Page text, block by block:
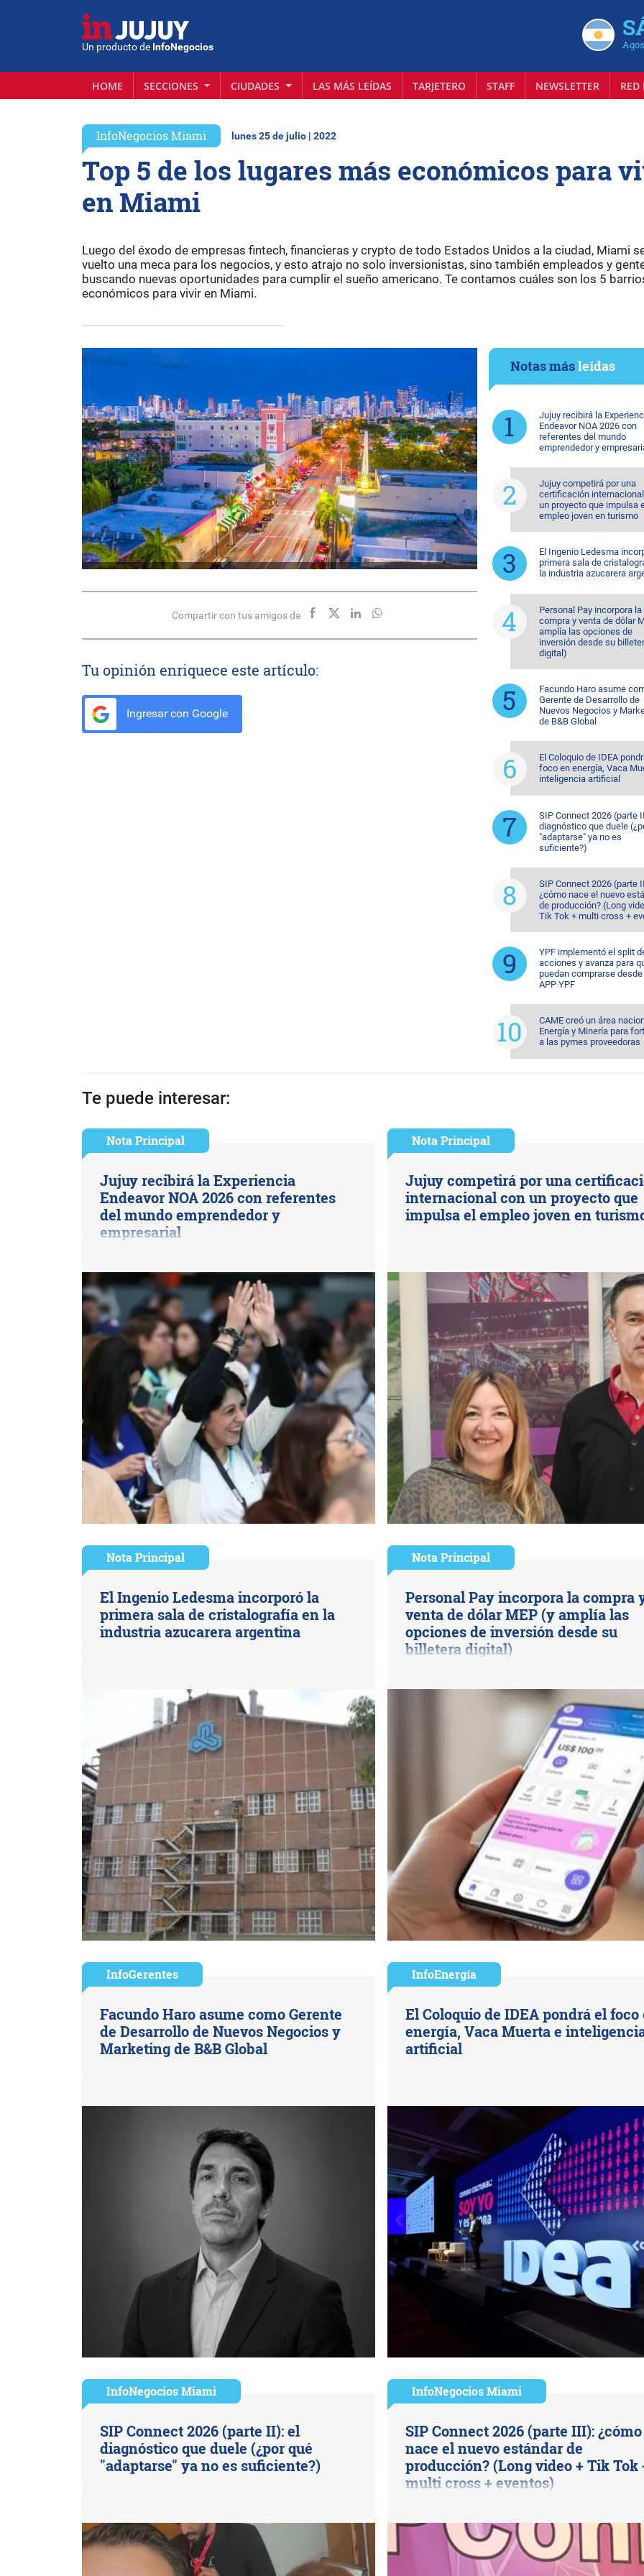
Un producto de InfoNegocios
HOME SECCIONES CIUDADES LAS MÁS LEÍDAS TARJETERO STAFF NEWSLETTER
InfoNegocios Miami lunes 25 de julio | 2022
Top 5 de los lugares más económicos para
en Miami
Luego del éxodo de empresas fintech, financieras y crypto de todo Estados Unidos a la ciudad, Miami
vuelto una meca para los negocios, y esto atrajo no solo inversionistas, sino también empleados y
buscando nuevas oportunidades para cumplir el sueño americano. Te contamos cuáles son los 5
económicos para vivir en Miami.
Compartir con tus amigos de
Tu opinión enriquece este artículo:
Ingresar con Google
Notas másleídas
Jujuy recibirá la
Endeavor NOA 2026 con
referentes del mundo
emprendedor y
Jujuy competirá por una
certificación
un proyecto que impulsa
empleo joven en turismo
El Ingenio Ledesma
primera sala de
la industria azucarera
Personal Pay incorpora la
compra y venta de dólar
amplía las opciones de
inversión desde su
digital)
Facundo Haro asume
Gerente de Desarrollo de
Nuevos Negocios y
de B&B Global
El Coloquio de IDEA
foco en energía, Vaca
inteligencia artificial
SIP Connect 2026 (parte
diagnóstico que duele
"adaptarse" ya no es
suficiente?)
SIP Connect 2026 (parte
¿cómo nace el nuevo
de producción? (Long
Tik Tok + multi cross +
YPF implementó el split
acciones y avanza para
puedan comprarse desde
APP YPF
CAME creó un área
Energía y Minería para
a las pymes proveedoras
Te puede interesar:
Nota Principal
Jujuy recibirá la Experiencia
Endeavor NOA 2026 con referentes
del mundo emprendedor y
empresarial
Nota Principal
Jujuy competirá por una
internacional con un proyecto que
impulsa el empleo joven en
Nota Principal
El Ingenio Ledesma incorporó la
primera sala de cristalografía en la
industria azucarera argentina
Nota Principal
Personal Pay incorpora la compra
venta de dólar MEP (y amplía las
opciones de inversión desde su
billetera digital)
InfoGerentes
Facundo Haro asume como Gerente
de Desarrollo de Nuevos Negocios y
Marketing de B&B Global
InfoEnergía
El Coloquio de IDEA pondrá el foco
energía, Vaca Muerta e
artificial
InfoNegocios Miami
SIP Connect 2026 (parte II): el
diagnóstico que duele (¿por qué
"adaptarse" ya no es suficiente?)
InfoNegocios Miami
SIP Connect 2026 (parte III): ¿cómo
nace el nuevo estándar de
producción? (Long video + Tik Tok
multi cross + eventos)